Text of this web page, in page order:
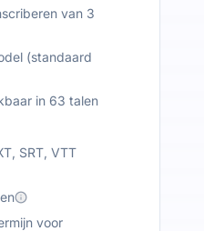
van 3
(standaard
in 63 talen
SRT, VTT
voor